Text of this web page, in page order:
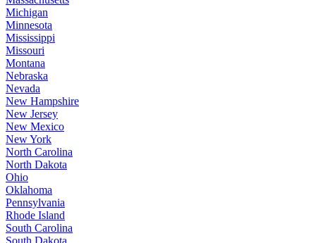
Michigan
Minnesota
Mississippi
Missouri
Montana
Nebraska
Nevada
New Hampshire
New Jersey
New Mexico
New York
North Carolina
North Dakota
Ohio
Oklahoma
Pennsylvania
Rhode Island
South Carolina
South Dakota